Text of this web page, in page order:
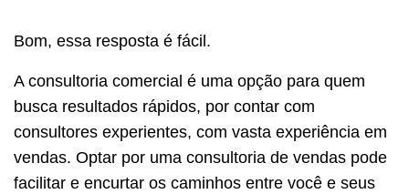
Bom, essa resposta é fácil.
A consultoria comercial é uma opção para quem
busca resultados rápidos, por contar com
consultores experientes, com vasta experiência em
vendas. Optar por uma consultoria de vendas pode
facilitar e encurtar os caminhos entre você e seus